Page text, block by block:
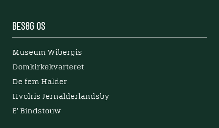
Besøg os
Museum Wibergis
Domkirkekvarteret
De fem Halder
Hvolris Jernalderlandsby
E' Bindstouw